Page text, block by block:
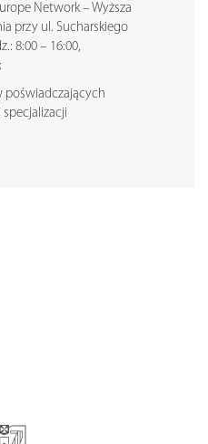
Network – Wyższa
przy ul. Sucharskiego
8:00 – 16:00,
poświadczających
specjalizacji